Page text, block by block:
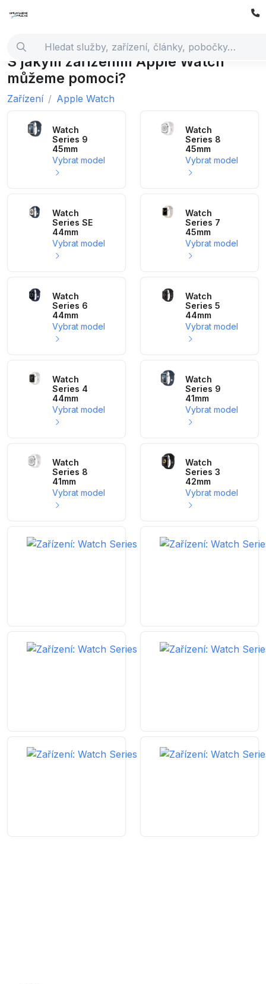
S jakým zařízením Apple Watch
můžeme pomoci?
Zařízení Apple Watch
Watch
Series 9
45mm
Vybrat model
Watch
Series 8
45mm
Vybrat model
Watch
Series SE
44mm
Vybrat model
Watch
Series 7
45mm
Vybrat model
Watch
Series 6
44mm
Vybrat model
Watch
Series 5
44mm
Vybrat model
Watch
Series 4
44mm
Vybrat model
Watch
Series 9
41mm
Vybrat model
Watch
Series 8
41mm
Vybrat model
Watch
Series 3
42mm
Vybrat model
Watch
Watch
Watch